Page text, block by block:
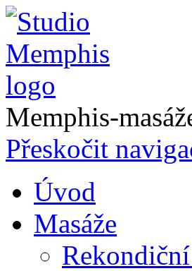
Memphis-
Přeskočit
Úvod
Masáže